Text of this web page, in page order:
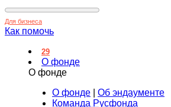
Для бизнеса
Как помочь
29
О фонде
О фонде
О фонде
Об эндаументе
Команда Русфонда